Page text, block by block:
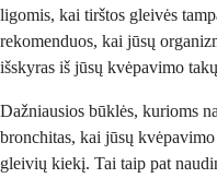
ligomis, kai tirštos gleivės
rekomenduos, kai jūsų
išskyras iš jūsų kvėpavimo
Dažniausios būklės, kurioms
bronchitas, kai jūsų
gleivių kiekį. Tai taip pat